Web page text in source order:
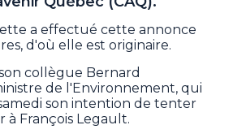
a effectué cette annonce
d'où elle est originaire.
collègue Bernard
de l'Environnement, qui
son intention de tenter
à François Legault.